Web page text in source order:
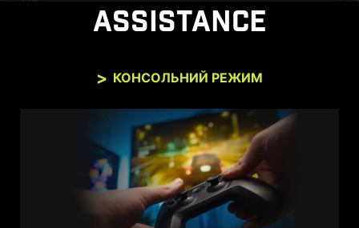
ASSISTANCE
КОНСОЛЬНИЙ РЕЖИМ